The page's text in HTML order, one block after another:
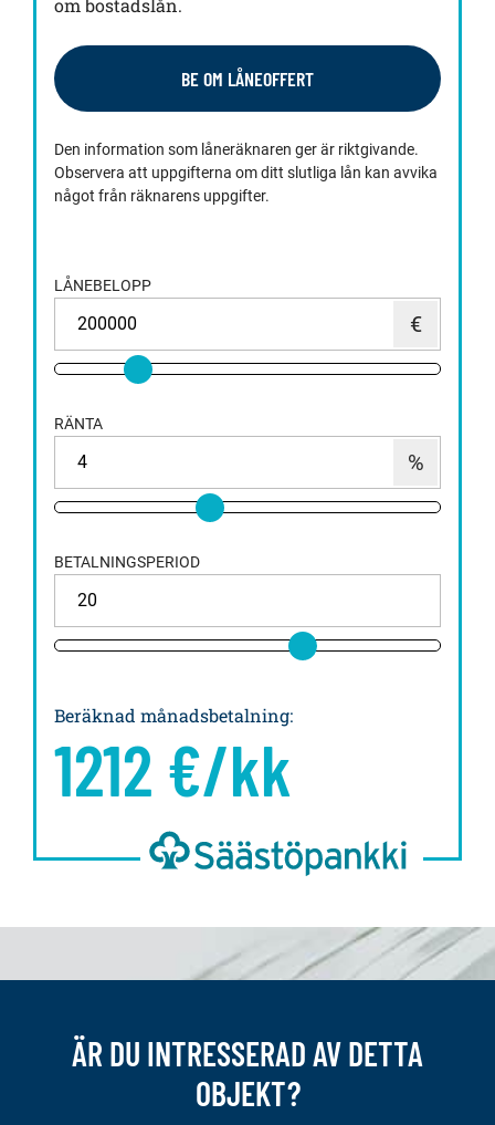
om bostadslån.
BE OM LÅNEOFFERT
Den information som låneräknaren ger är riktgivande.
Observera att uppgifterna om ditt slutliga lån kan avvika
något från räknarens uppgifter.
LÅNEBELOPP
RÄNTA
BETALNINGSPERIOD
Beräknad månadsbetalning:
1212 €/kk
ÄR DU INTRESSERAD AV DETTA
OBJEKT?